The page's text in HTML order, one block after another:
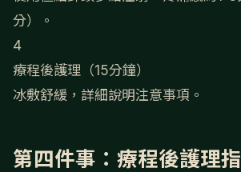
分）。
4
療程後護理（15分鐘）
冰敷舒緩，詳細說明注意事項。
第四件事：療程後護理